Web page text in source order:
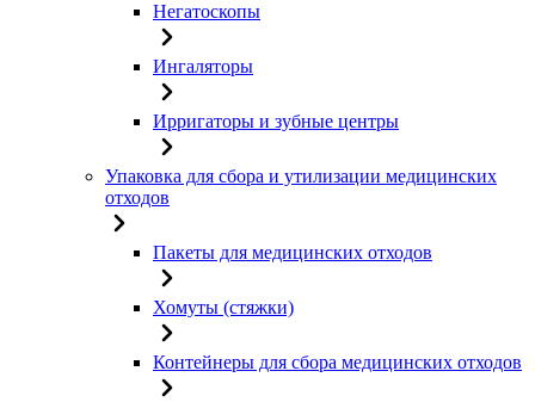
Негатоскопы
Ингаляторы
Ирригаторы и зубные центры
Упаковка для сбора и утилизации медицинских
отходов
Пакеты для медицинских отходов
Хомуты (стяжки)
Контейнеры для сбора медицинских отходов